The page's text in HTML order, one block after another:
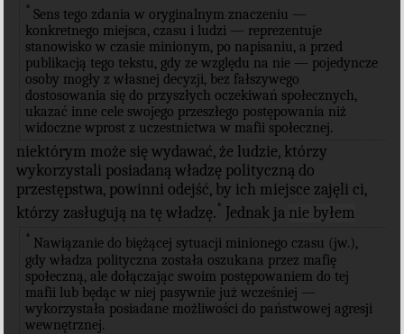
* Sens tego zdania w oryginalnym znaczeniu —
konkretnego miejsca, czasu i ludzi — reprezentuje
stanowisko w czasie minionym, po napisaniu, a przed
publikacją tego tekstu, gdy ze względu na nie — pojedyncze
osoby mogły z własnej decyzji, bez fałszywego
dostosowania się do przyszłych oczekiwań społecznych,
ukazać inne cele swojego przeszłego postępowania niż
widoczne wprost z uczestnictwa w mafii społecznej.
niektórym może się wydawać, że ludzie, którzy
wykorzystali posiadaną władzę polityczną do
przestępstwa, powinni odejść, by ich miejsce zajęli ci,
którzy zasługują na tę władzę.*
* Nawiązanie do biężącej sytuacji minionego czasu (jw.),
gdy władza polityczna została oszukana przez mafię
społeczną, ale dołączając swoim postępowaniem do tej
mafii lub będąc w niej pasywnie już wcześniej —
wykorzystała posiadane możliwości do państwowej agresji
wewnętrznej.
Jednak ja nie byłem